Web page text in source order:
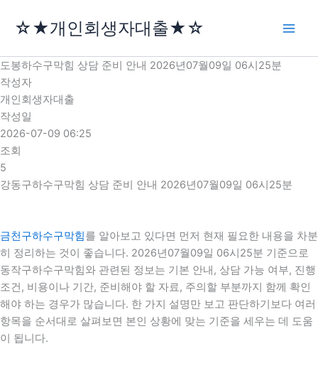
로
건
너
뛰
기
☆★개인회생자대출★☆
도봉하수구막힘 상담 준비 안내 2026년07월09일 06시25분
작성자
개인회생자대출
작성일
2026-07-09 06:25
조회
5
강동구하수구막힘 상담 준비 안내 2026년07월09일 06시25분
금천구하수구막힘를 알아보고 있다면 먼저 현재 필요한 내용을 차분
히 정리하는 것이 좋습니다. 2026년07월09일 06시25분 기준으로
동작구하수구막힘와 관련된 정보는 기본 안내, 상담 가능 여부, 진행
조건, 비용이나 기간, 준비해야 할 자료, 주의할 부분까지 함께 확인
해야 하는 경우가 많습니다. 한 가지 설명만 보고 판단하기보다 여러
항목을 순서대로 살펴보면 본인 상황에 맞는 기준을 세우는 데 도움
이 됩니다.